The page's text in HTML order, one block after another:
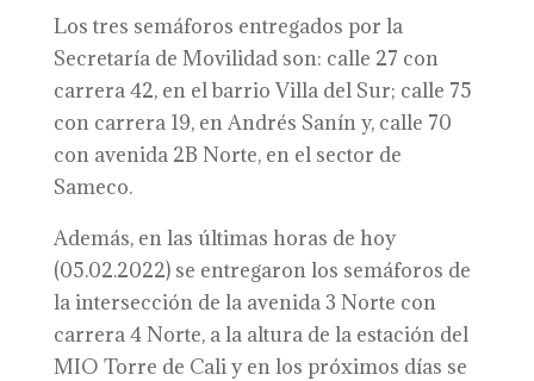
Los tres semáforos entregados por la
Secretaría de Movilidad son: calle 27 con
carrera 42, en el barrio Villa del Sur; calle 75
con carrera 19, en Andrés Sanín y, calle 70
con avenida 2B Norte, en el sector de
Sameco.
Además, en las últimas horas de hoy
(05.02.2022) se entregaron los semáforos de
la intersección de la avenida 3 Norte con
carrera 4 Norte, a la altura de la estación del
MIO Torre de Cali y en los próximos días se